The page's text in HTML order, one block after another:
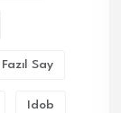
Fazıl Say
Idob